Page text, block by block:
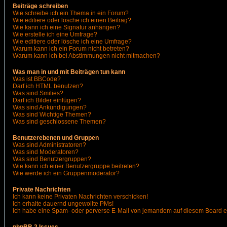
Beiträge schreiben
Wie schreibe ich ein Thema in ein Forum?
Wie editiere oder lösche ich einen Beitrag?
Wie kann ich eine Signatur anhängen?
Wie erstelle ich eine Umfrage?
Wie editiere oder lösche ich eine Umfrage?
Warum kann ich ein Forum nicht betreten?
Warum kann ich bei Abstimmungen nicht mitmachen?
Was man in und mit Beiträgen tun kann
Was ist BBCode?
Darf ich HTML benutzen?
Was sind Smilies?
Darf ich Bilder einfügen?
Was sind Ankündigungen?
Was sind Wichtige Themen?
Was sind geschlossene Themen?
Benutzerebenen und Gruppen
Was sind Administratoren?
Was sind Moderatoren?
Was sind Benutzergruppen?
Wie kann ich einer Benutzergruppe beitreten?
Wie werde ich ein Gruppenmoderator?
Private Nachrichten
Ich kann keine Privaten Nachrichten verschicken!
Ich erhalte dauernd ungewollte PMs!
Ich habe eine Spam- oder perverse E-Mail von jemandem auf diesem Board